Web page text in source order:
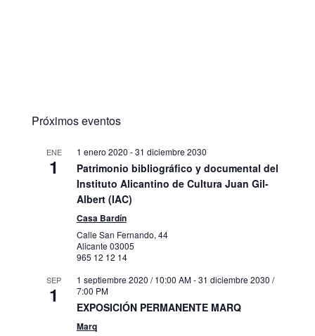
Próximos eventos
ENE
1
1 enero 2020 -31 diciembre 2030
Patrimonio bibliográfico y documental del
Instituto Alicantino de Cultura Juan Gil-
Albert (IAC)
Casa Bardín
Calle San Fernando, 44
Alicante 03005
965 12 12 14
SEP
1
1 septiembre 2020 / 10:00 AM-31 diciembre 2030 /
7:00 PM
EXPOSICIÓN PERMANENTE MARQ
Marq